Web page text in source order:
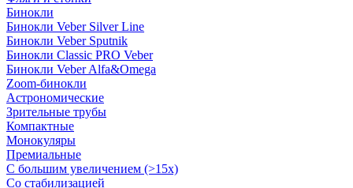
Бинокли
Бинокли Veber Silver Line
Бинокли Veber Sputnik
Бинокли Classic PRO Veber
Бинокли Veber Alfa&Omega
Zoom-бинокли
Астрономические
Зрительные трубы
Компактные
Монокуляры
Премиальные
С большим увеличением (>15x)
Со стабилизацией